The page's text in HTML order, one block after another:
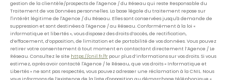
gestion de la clientèle/prospects de l'Agence / du Réseau qui reste Responsable du
Traitement de vos Données personnelles. La base légale du traitement repose sur
l'intérêt légitime de l'Agence / du Réseau. Elles sont conservées jusqu'à demande de
suppression et sont destinées à l'Agence / au Réseau. Conformément à la loi «
informatique et libertés », vous disposez des droits d’accès, de rectification,
d’effacement, d’opposition, de limitation et de portabilité de vos données. Vous pouvez
retirer votre consentement à tout moment en contactant directement l’Agence / Le
Réseau. Consultez le site https://cnil.fr/fr pour plus d’informations sur vos droits. Si vous
estimez, après avoir contacté l'Agence / le Réseau, que vos droits « Informatique et
Libertés » ne sont pas respectés, vous pouvez adresser une réclamation à la CNIL. Nous